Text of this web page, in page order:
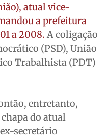
atual vice-
a prefeitura
a 2008. A coligação
(PSD), União
Trabalhista (PDT)
entretanto,
do atual
secretário